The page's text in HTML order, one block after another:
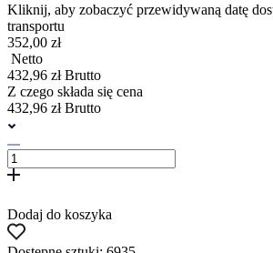
Kliknij, aby zobaczyć przewidywaną datę
transportu
352,00 zł
Netto
432,96 zł Brutto
Z czego składa się cena
432,96 zł Brutto
Dodaj do koszyka